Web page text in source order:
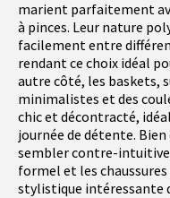
marient parfaitement
à pinces. Leur nature
facilement entre
rendant ce choix idéal
autre côté, les baskets,
minimalistes et des
chic et décontracté,
journée de détente.
sembler contre-
formel et les
stylistique intéressante